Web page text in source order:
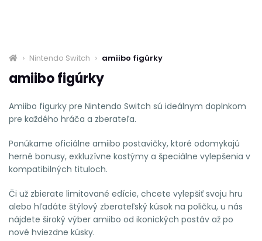
Nintendo Switch amiibo figúrky
amiibo figúrky
Amiibo figurky pre Nintendo Switch sú ideálnym doplnkom
pre každého hráča a zberateľa.
Ponúkame oficiálne amiibo postavičky, ktoré odomykajú
herné bonusy, exkluzívne kostýmy a špeciálne vylepšenia v
kompatibilných tituloch.
Či už zbierate limitované edície, chcete vylepšiť svoju hru
alebo hľadáte štýlový zberateľský kúsok na poličku, u nás
nájdete široký výber amiibo od ikonických postáv až po
nové hviezdne kúsky.